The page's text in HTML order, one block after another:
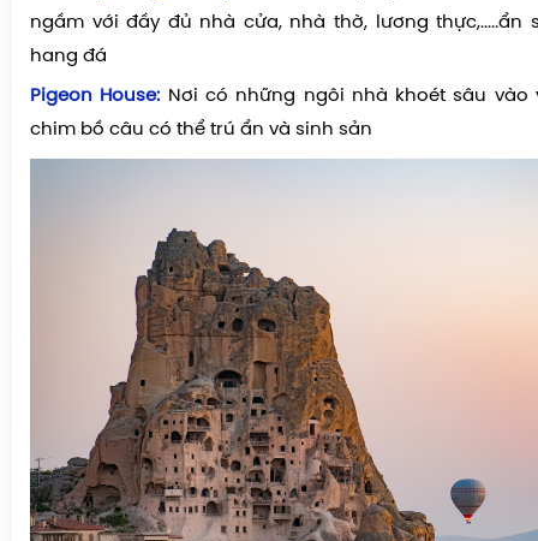
ngầm với đầy đủ nhà cửa, nhà thờ, lương thực,.....ẩn
hang đá
Pigeon House: Nơi có những ngôi nhà khoét sâu vào
chim bồ câu có thể trú ẩn và sinh sản